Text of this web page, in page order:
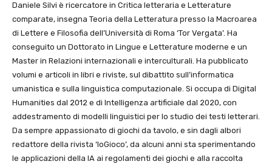
Daniele Silvi è ricercatore in Critica letteraria e Letterature
comparate, insegna Teoria della Letteratura presso la Macroarea
di Lettere e Filosofia dell’Università di Roma ‘Tor Vergata’. Ha
conseguito un Dottorato in Lingue e Letterature moderne e un
Master in Relazioni internazionali e interculturali. Ha pubblicato
volumi e articoli in libri e riviste, sul dibattito sull’informatica
umanistica e sulla linguistica computazionale. Si occupa di Digital
Humanities dal 2012 e di Intelligenza artificiale dal 2020, con
addestramento di modelli linguistici per lo studio dei testi letterari.
Da sempre appassionato di giochi da tavolo, e sin dagli albori
redattore della rivista ‘IoGioco’, da alcuni anni sta sperimentando
le applicazioni della IA ai regolamenti dei giochi e alla raccolta